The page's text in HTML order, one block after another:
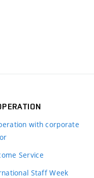
with corporate
Service
Staff Week